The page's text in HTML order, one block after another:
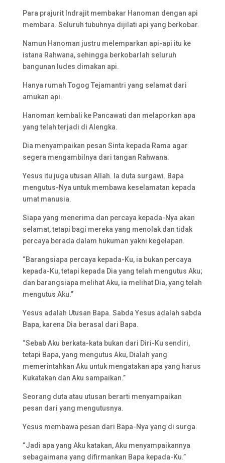
Para prajurit Indrajit membakar Hanoman dengan api
membara. Seluruh tubuhnya dijilati api yang berkobar.
Namun Hanoman justru melemparkan api-api itu ke
istana Rahwana, sehingga berkobarlah seluruh
bangunan ludes dimakan api.
Hanya rumah Togog Tejamantri yang selamat dari
amukan api.
Hanoman kembali ke Pancawati dan melaporkan apa
yang telah terjadi di Alengka.
Dia menyampaikan pesan Sinta kepada Rama agar
segera mengambilnya dari tangan Rahwana.
Yesus itu juga utusan Allah. Ia duta surgawi. Bapa
mengutus-Nya untuk membawa keselamatan kepada
umat manusia.
Siapa yang menerima dan percaya kepada-Nya akan
selamat, tetapi bagi mereka yang menolak dan tidak
percaya berada dalam hukuman yakni kegelapan.
“Barangsiapa percaya kepada-Ku, ia bukan percaya
kepada-Ku, tetapi kepada Dia yang telah mengutus Aku;
dan barangsiapa melihat Aku, ia melihat Dia, yang telah
mengutus Aku.”
Yesus adalah Utusan Bapa. Sabda Yesus adalah sabda
Bapa, karena Dia berasal dari Bapa.
“Sebab Aku berkata-kata bukan dari Diri-Ku sendiri,
tetapi Bapa, yang mengutus Aku, Dialah yang
memerintahkan Aku untuk mengatakan apa yang harus
Kukatakan dan Aku sampaikan.”
Seorang duta atau utusan berarti menyampaikan
pesan dari yang mengutusnya.
Yesus membawa pesan dari Bapa-Nya yang di surga.
“Jadi apa yang Aku katakan, Aku menyampaikannya
sebagaimana yang difirmankan Bapa kepada-Ku.”